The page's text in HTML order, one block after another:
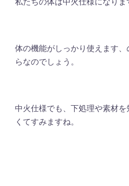
体の機能がしっかり使えます
らなのでしょう。
中火仕様でも、下処理や素材
くてすみますね。